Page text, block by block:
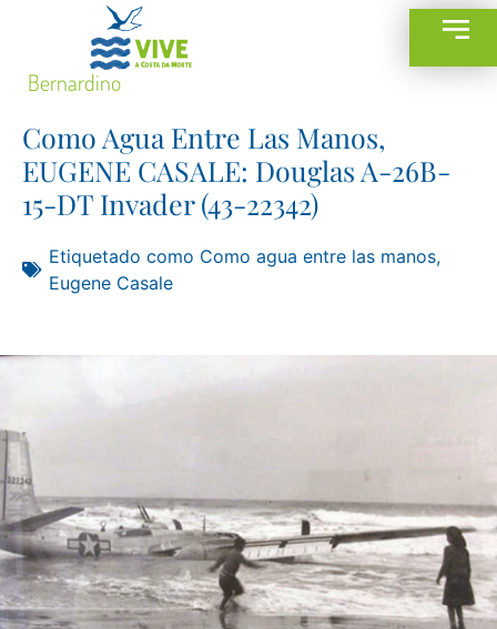
Bernardino
Como Agua Entre Las Manos,
EUGENE CASALE: Douglas A-26B-
15-DT Invader (43-22342)
Etiquetado como Como agua entre las manos,
Eugene Casale